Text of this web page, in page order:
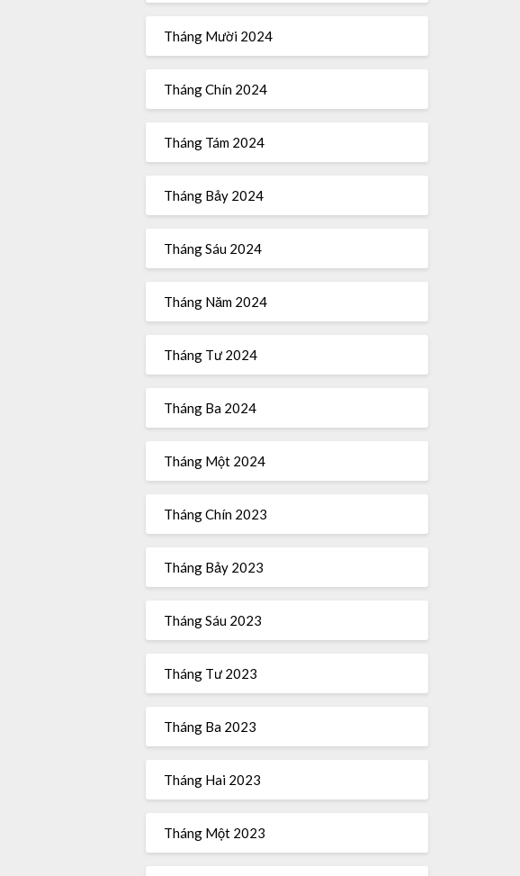
Tháng Mười 2024
Tháng Chín 2024
Tháng Tám 2024
Tháng Bảy 2024
Tháng Sáu 2024
Tháng Năm 2024
Tháng Tư 2024
Tháng Ba 2024
Tháng Một 2024
Tháng Chín 2023
Tháng Bảy 2023
Tháng Sáu 2023
Tháng Tư 2023
Tháng Ba 2023
Tháng Hai 2023
Tháng Một 2023